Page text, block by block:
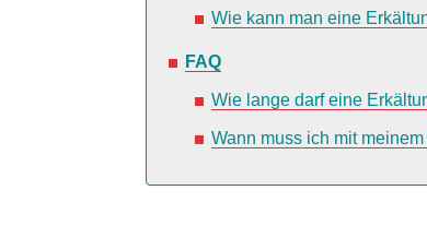
Wie kann man eine
FAQ
Wie lange darf eine
Wann muss ich mit